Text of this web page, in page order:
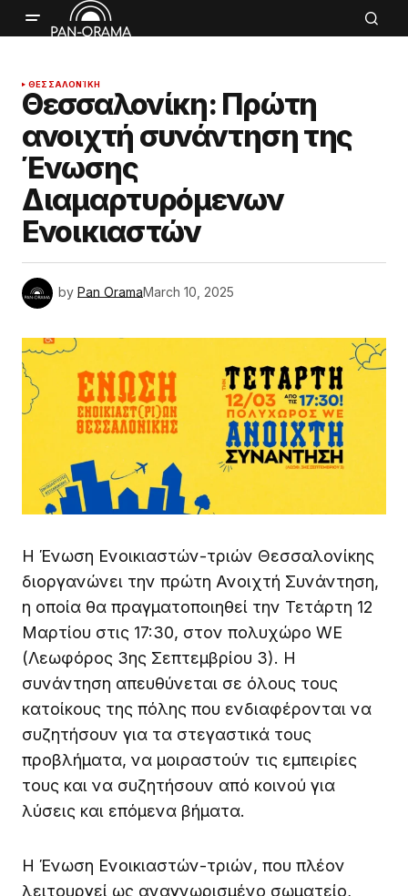
ΘΕΣΣΑΛΟΝΊΚΗ
Θεσσαλονίκη: Πρώτη
ανοιχτή συνάντηση της
Ένωσης
Διαμαρτυρόμενων
Ενοικιαστών
by Pan OramaMarch 10, 2025
Η Ένωση Ενοικιαστών-τριών Θεσσαλονίκης
διοργανώνει την πρώτη Ανοιχτή Συνάντηση,
η οποία θα πραγματοποιηθεί την Τετάρτη 12
Μαρτίου στις 17:30, στον πολυχώρο WE
(Λεωφόρος 3ης Σεπτεμβρίου 3). Η
συνάντηση απευθύνεται σε όλους τους
κατοίκους της πόλης που ενδιαφέρονται να
συζητήσουν για τα στεγαστικά τους
προβλήματα, να μοιραστούν τις εμπειρίες
τους και να συζητήσουν από κοινού για
λύσεις και επόμενα βήματα.
Η Ένωση Ενοικιαστών-τριών, που πλέον
λειτουργεί ως αναγνωρισμένο σωματείο,